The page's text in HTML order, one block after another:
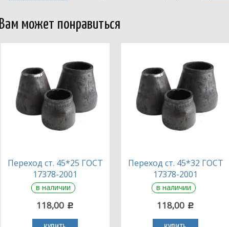
Вам может понравиться
Переход ст. 45*25 ГОСТ
17378-2001
в наличии
118,00 c
Переход ст. 45*32 ГОСТ
17378-2001
в наличии
118,00 c